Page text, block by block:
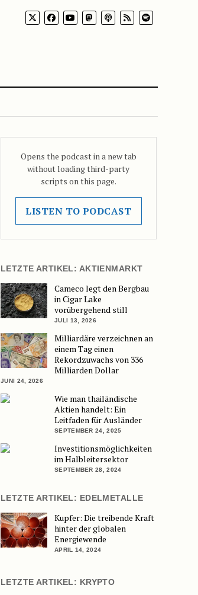
Opens the podcast in a new tab
without loading third-party
scripts on this page.
LISTEN TO PODCAST
LETZTE ARTIKEL: AKTIENMARKT
Cameco legt den Bergbau
in Cigar Lake
vorübergehend still
JULI 13, 2026
Milliardäre verzeichnen an
einem Tag einen
Rekordzuwachs von 336
Milliarden Dollar
JUNI 24, 2026
Wie man thailändische
Aktien handelt: Ein
Leitfaden für Ausländer
SEPTEMBER 24, 2025
Investitionsmöglichkeiten
im Halbleitersektor
SEPTEMBER 28, 2024
LETZTE ARTIKEL: EDELMETALLE
Kupfer: Die treibende Kraft
hinter der globalen
Energiewende
APRIL 14, 2024
LETZTE ARTIKEL: KRYPTO